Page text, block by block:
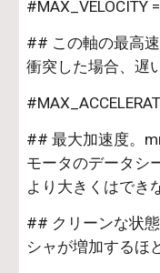
#MAX_VELOCITY
## この軸の最高速
衝突した場合、遅
## 最大加速度。
モータのデータシ
より大きくはでき
## クリーンな状
シャが増加するほ